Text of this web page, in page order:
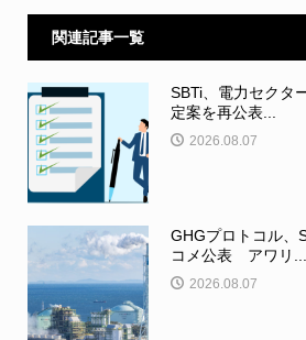
関連記事一覧
SBTi、電力セクタ
定案を再公表...
2026.08.07
GHGプロトコル、
コメ公表 アワリ...
2026.08.07